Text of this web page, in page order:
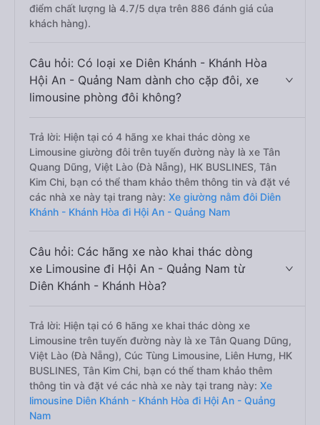
điểm chất lượng là 4.7/5 dựa trên 886 đánh giá của
khách hàng).
Câu hỏi: Có loại xe Diên Khánh - Khánh Hòa
Hội An - Quảng Nam dành cho cặp đôi, xe
limousine phòng đôi không?
Trả lời: Hiện tại có 4 hãng xe khai thác dòng xe
Limousine giường đôi trên tuyến đường này là xe Tân
Quang Dũng, Việt Lào (Đà Nẵng), HK BUSLINES, Tân
Kim Chi, bạn có thể tham khảo thêm thông tin và đặt vé
các nhà xe này tại trang này: Xe giường nằm đôi Diên
Khánh - Khánh Hòa đi Hội An - Quảng Nam
Câu hỏi: Các hãng xe nào khai thác dòng
xe Limousine đi Hội An - Quảng Nam từ
Diên Khánh - Khánh Hòa?
Trả lời: Hiện tại có 6 hãng xe khai thác dòng xe
Limousine trên tuyến đường này là xe Tân Quang Dũng,
Việt Lào (Đà Nẵng), Cúc Tùng Limousine, Liên Hưng, HK
BUSLINES, Tân Kim Chi, bạn có thể tham khảo thêm
thông tin và đặt vé các nhà xe này tại trang này: Xe
limousine Diên Khánh - Khánh Hòa đi Hội An - Quảng
Nam